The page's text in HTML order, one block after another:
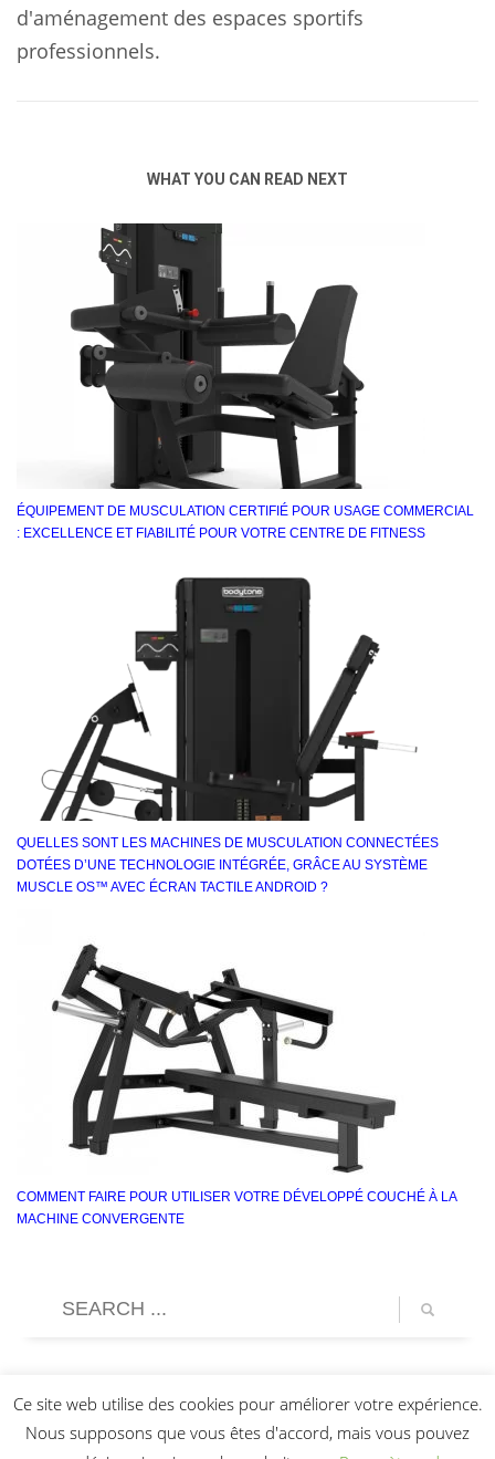
d'aménagement des espaces sportifs
professionnels.
WHAT YOU CAN READ NEXT
ÉQUIPEMENT DE MUSCULATION CERTIFIÉ POUR USAGE COMMERCIAL
: EXCELLENCE ET FIABILITÉ POUR VOTRE CENTRE DE FITNESS
QUELLES SONT LES MACHINES DE MUSCULATION CONNECTÉES
DOTÉES D’UNE TECHNOLOGIE INTÉGRÉE, GRÂCE AU SYSTÈME
MUSCLE OS™ AVEC ÉCRAN TACTILE ANDROID ?
COMMENT FAIRE POUR UTILISER VOTRE DÉVELOPPÉ COUCHÉ À LA
MACHINE CONVERGENTE
Ce site web utilise des cookies pour améliorer votre expérience.
Nous supposons que vous êtes d'accord, mais vous pouvez